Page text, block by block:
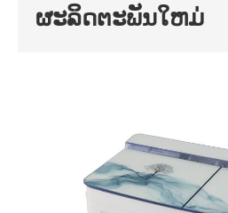
ຜະລິດຕະພັນໃຫມ່